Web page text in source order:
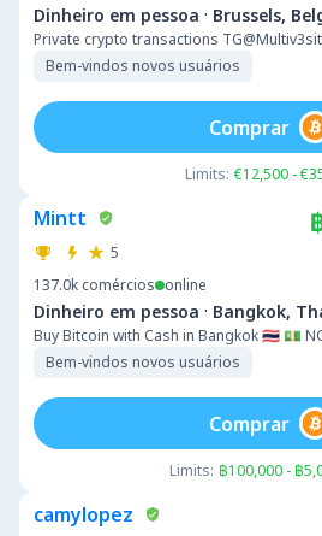
Dinheiro em pessoa · Brussels,
Private crypto transactions
Bem-vindos novos usuários
Limits: €12,500 -
Comprar
Mintt
5
137.0k comércios online
Dinheiro em pessoa · Bangkok,
Buy Bitcoin with Cash in Bangkok 🇹🇭 💵
Bem-vindos novos usuários
Limits: ฿100,000 - ฿
Comprar
camylopez